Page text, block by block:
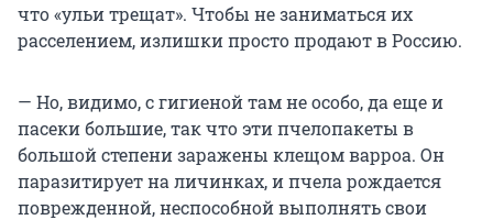
что «ульи трещат». Чтобы не заниматься их
расселением, излишки просто продают в Россию.
— Но, видимо, с гигиеной там не особо, да еще и
пасеки большие, так что эти пчелопакеты в
большой степени заражены клещом варроа. Он
паразитирует на личинках, и пчела рождается
поврежденной, неспособной выполнять свои